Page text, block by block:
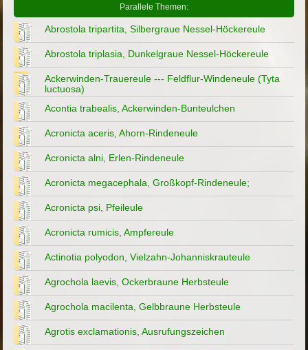
Parallele Themen:
Abrostola tripartita, Silbergraue Nessel-Höckereule
Abrostola triplasia, Dunkelgraue Nessel-Höckereule
Ackerwinden-Trauereule --- Feldflur-Windeneule (Tyta
luctuosa)
Acontia trabealis, Ackerwinden-Bunteulchen
Acronicta aceris, Ahorn-Rindeneule
Acronicta alni, Erlen-Rindeneule
Acronicta megacephala, Großkopf-Rindeneule;
Acronicta psi, Pfeileule
Acronicta rumicis, Ampfereule
Actinotia polyodon, Vielzahn-Johanniskrauteule
Agrochola laevis, Ockerbraune Herbsteule
Agrochola macilenta, Gelbbraune Herbsteule
Agrotis exclamationis, Ausrufungszeichen